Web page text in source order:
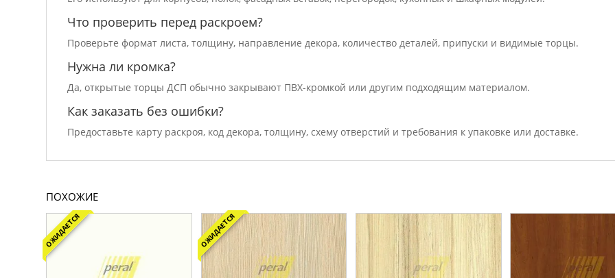
Что проверить перед раскроем?
Проверьте формат листа, толщину, направление декора, количество деталей, припуски и видимые торцы.
Нужна ли кромка?
Да, открытые торцы ДСП обычно закрывают ПВХ-кромкой или другим подходящим материалом.
Как заказать без ошибки?
Предоставьте карту раскроя, код декора, толщину, схему отверстий и требования к упаковке или доставке.
ПОХОЖИЕ
ОЖИДАЕТСЯ ОЖИДАЕТСЯ